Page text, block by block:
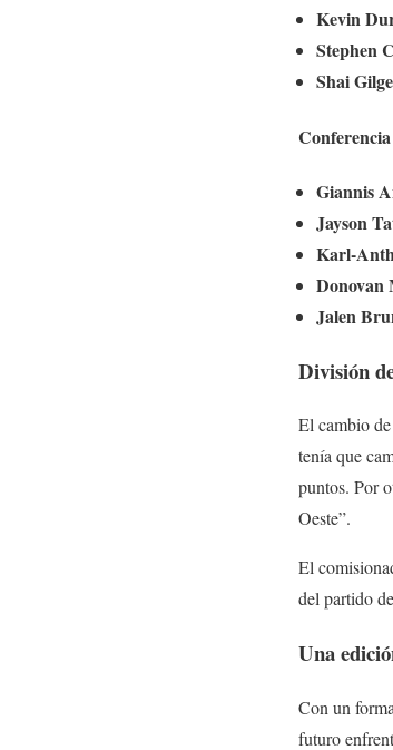
Kevin
Stephen
Shai
Giannis
Jayson
Karl-
Donovan
Jalen
División
El cambio
tenía que
puntos. Por
Oeste”.
El
del partido
Una
Con un
futuro